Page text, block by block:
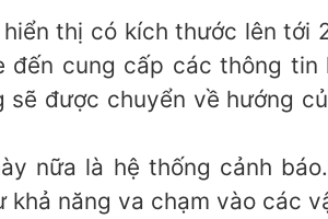
thị có kích thước lên tới
cung cấp các thông tin
được chuyển về hướng
nữa là hệ thống cảnh
năng va chạm vào các